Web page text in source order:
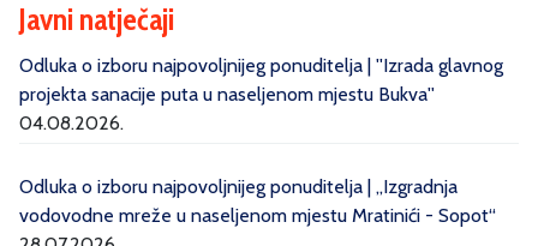
Javni natječaji
Odluka o izboru najpovoljnijeg ponuditelja | ''Izrada glavnog
projekta sanacije puta u naseljenom mjestu Bukva''
04.08.2026.
Odluka o izboru najpovoljnijeg ponuditelja | „Izgradnja
vodovodne mreže u naseljenom mjestu Mratinići - Sopot“